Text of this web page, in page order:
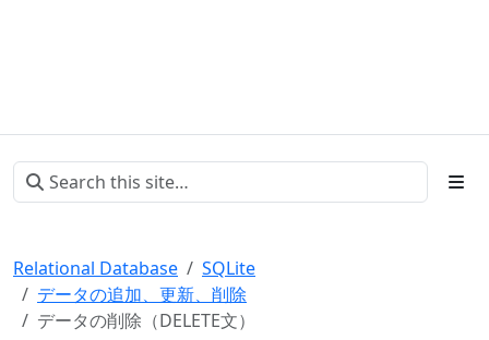
Relational Database
SQLite
データの追加、更新、削除
データの削除（DELETE文）